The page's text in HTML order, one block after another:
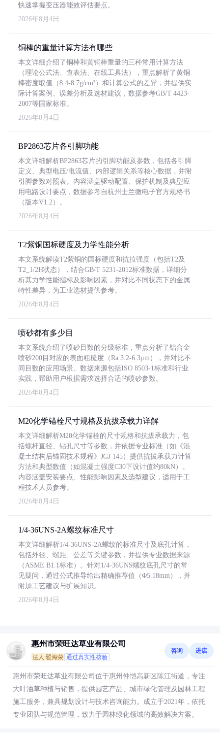
快速掌握变压器能效评估要点。
2026年8月4日
铜棒的重量计算方法有哪些
本文详细介绍了铜棒和黄铜棒重量的三种常用计算方法
（理论公式法、查表法、在线工具法），重点解析了黄铜
棒密度取值（8.4-8.7g/cm³）和计算公式的差异，并提供实
际计算案例、误差分析及选材建议，数据参考GB/T 4423-
2007等国家标准。
2026年8月4日
BP2863芯片各引脚功能
本文详细解析BP2863芯片的引脚功能及参数，包括各引脚
定义、典型电压/电流值、内部逻辑关系等核心数据，并附
引脚参数对照表。内容涵盖驱动配置、保护机制及典型应
用电路设计要点，数据参考自杭州士兰微电子官方规格书
（版本V1.2）。
2026年8月4日
T2紫铜国标硬度及力学性能分析
本文系统解读T2紫铜的国标硬度和抗拉强度（包括T2及
T2_1/2H状态），结合GB/T 5231-2012标准数据，详细分
析其力学性能指标及影响因素，并对比不同状态下的金属
特性差异，为工业选材提供参考。
2026年8月4日
喷砂都有多少目
本文系统介绍了喷砂目数的分级标准，重点分析了铝合金
喷砂200目对应的表面粗糙度（Ra 3.2-6.3μm），并对比不
同目数的应用场景。数据来源包括ISO 8503-1标准和行业
实践，帮助用户根据需求选择合适的喷砂参数。
2026年8月4日
M20化学锚栓尺寸规格及抗拔承载力详解
本文详细解析M20化学锚栓的尺寸规格和抗拔承载力，包
括螺杆直径、钻孔尺寸等参数，并依据专业标准（如《混
凝土结构后锚固技术规程》JGJ 145）提供抗拔承载力计算
方法和典型数值（如混凝土强度C30下设计值约80kN）。
内容涵盖安装要点、性能影响因素及选型建议，适用于工
程技术人员参考。
2026年8月4日
1/4-36UNS-2A螺纹标准尺寸
本文详细解析1/4-36UNS-2A螺纹的标准尺寸及底孔计算，
包括外径、螺距、公差等关键参数，并提供专业数据来源
（ASME B1.1标准）。针对1/4-36UNS螺纹底孔尺寸的常
见疑问，通过公式推导给出精确推荐值（Φ5.18mm），并
附加工艺建议与扩展知识。
2026年8月4日
惠州市荣旺达草业有限公司
法人:翟海荣 通过真实性核验
咨询 进店
惠州市荣旺达草业有限公司位于惠州仲恺高新区陈江街道，专注
大叶油草种植与销售，提供园艺产品、城市绿化管理及园林工程
施工服务，兼具规划设计与技术咨询能力。成立于2021年，依托
专业团队与规范管理，致力于园林绿化领域的高效解决方案。